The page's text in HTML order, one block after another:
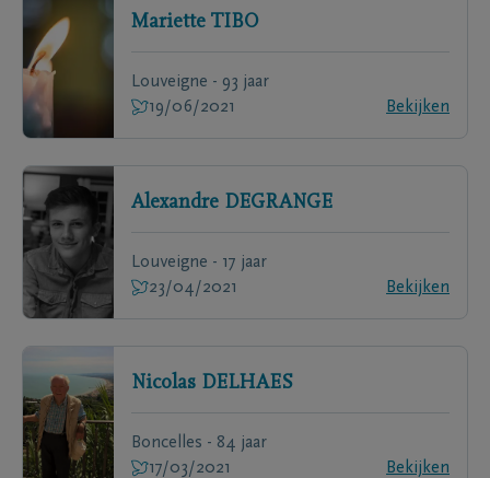
Mariette TIBO
Louveigne - 93 jaar
19/06/2021
Bekijken
Alexandre DEGRANGE
Louveigne - 17 jaar
23/04/2021
Bekijken
Nicolas DELHAES
Boncelles - 84 jaar
17/03/2021
Bekijken